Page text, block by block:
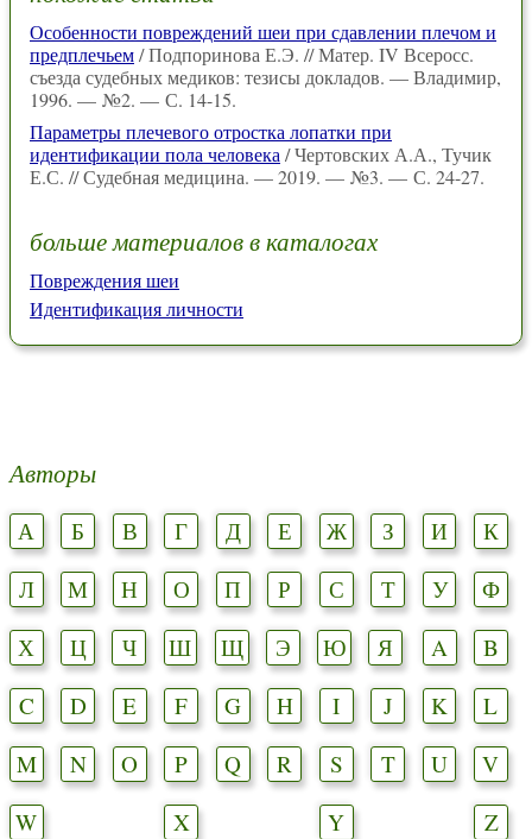
Особенности повреждений шеи при сдавлении плечом и
предплечьем/ Подпоринова Е.Э. // Матер. IV Всеросс.
съезда судебных медиков: тезисы докладов. — Владимир,
1996. — №2. — С. 14-15.
Параметры плечевого отростка лопатки при
идентификации пола человека/ Чертовских А.А., Тучик
Е.С. // Судебная медицина. — 2019. — №3. — С. 24-27.
больше материалов в каталогах
Повреждения шеи
Идентификация личности
Авторы
А Б В Г Д Е Ж З И
К
Л
М Н О П Р С Т У
Ф
Х
Ц Ч Ш Щ Э Ю Я A
B
C
D E F G H I J K
L
M
N O P Q R S T U
V
W
X Y Z